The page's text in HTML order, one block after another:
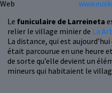
Le funiculaire de Larreineta
relier le village minier de La
La distance, qui est
était parcourue en une heure
de sorte qu’elle devient un
mineurs qui habitaient le
Web